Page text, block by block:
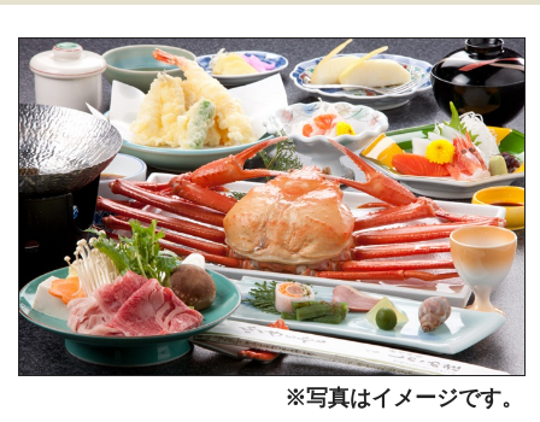
※写真はイメージです。